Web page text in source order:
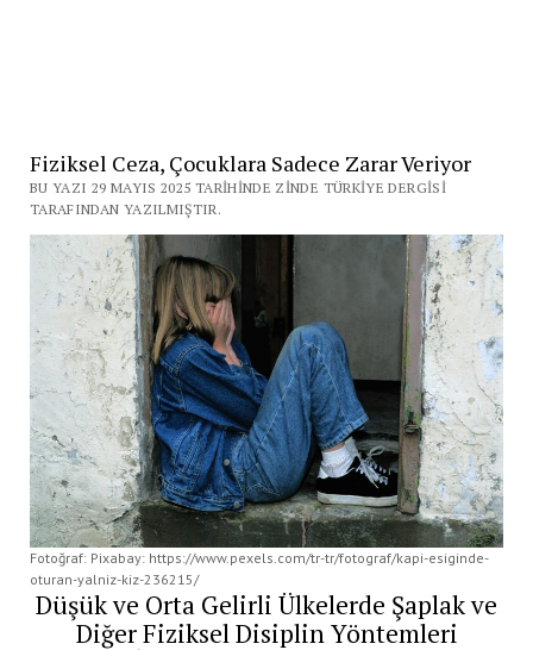
Fiziksel Ceza, Çocuklara Sadece Zarar Veriyor
BU YAZI 29 MAYIS 2025 TARIHINDE ZINDE TÜRKIYE DERGISI
TARAFINDAN YAZILMIŞTIR.
Fotoğraf: Pixabay: https://www.pexels.com/tr-tr/fotograf/kapi-esiginde-
oturan-yalniz-kiz-236215/
Düşük ve Orta Gelirli Ülkelerde Şaplak ve
Diğer Fiziksel Disiplin Yöntemleri